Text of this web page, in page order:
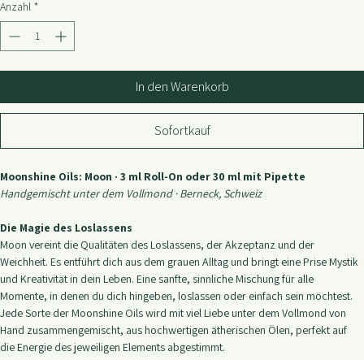
Erhältlich in:
3 ml mit Roll-On
Sofortkauf
Moonshine Oils: Moon · 3 ml Roll-On oder 30 ml mit Pipette
Handgemischt unter dem Vollmond · Berneck, Schweiz
Die Magie des Loslassens
Moon vereint die Qualitäten des Loslassens, der Akzeptanz und der
Weichheit. Es entführt dich aus dem grauen Alltag und bringt eine Prise Mystik
und Kreativität in dein Leben. Eine sanfte, sinnliche Mischung für alle
Momente, in denen du dich hingeben, loslassen oder einfach sein möchtest.